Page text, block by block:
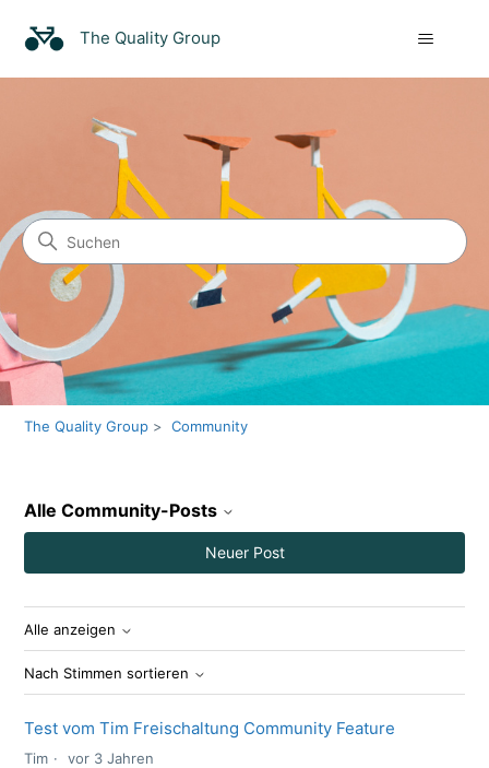
The Quality Group
The Quality Group Community
Alle Community-Posts
Neuer Post
Alle anzeigen
Nach Stimmen sortieren
Test vom Tim Freischaltung Community Feature
Tim
vor 3 Jahren